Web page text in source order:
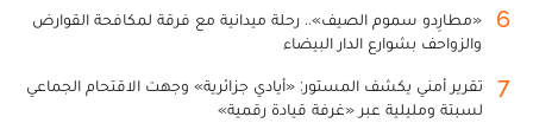
6
«مطارِدو سموم الصيف».. رحلة ميدانية مع فرقة لمكافحة القوارض
والزواحف بشوارع الدار البيضاء
7
تقرير أمني يكشف المستور: «أيادي جزائرية» وجهت الاقتحام الجماعي
لسبتة ومليلية عبر «غرفة قيادة رقمية»